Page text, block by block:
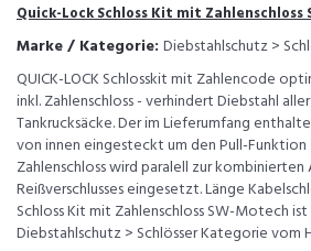
Quick-Lock Schloss Kit mit Zahlenschloss
Marke / Kategorie: Diebstahlschutz >
QUICK-LOCK Schlosskit mit Zahlencode
inkl. Zahlenschloss - verhindert Diebstahl aller
Tankrucksäcke. Der im Lieferumfang
von innen eingesteckt um den Pull-Funktion
Zahlenschloss wird paralell zur kombinierten
Reißverschlusses eingesetzt. Länge
Schloss Kit mit Zahlenschloss SW-Motech
Diebstahlschutz > Schlösser Kategorie vom